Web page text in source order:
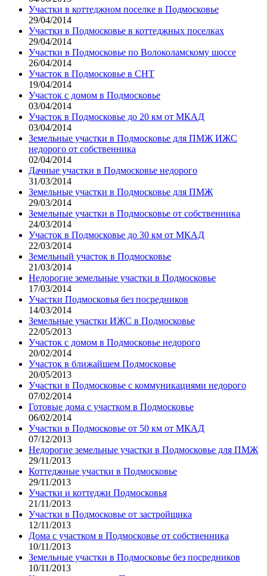
Участки в коттеджном поселке в Подмосковье
29/04/2014
Участки в Подмосковье в коттеджных поселках
29/04/2014
Участки в Подмосковье по Волоколамскому шоссе
26/04/2014
Участок в Подмосковье в СНТ
19/04/2014
Участок с домом в Подмосковье
03/04/2014
Участок в Подмосковье до 20 км от МКАД
03/04/2014
Земельные участки в Подмосковье для ПМЖ ИЖС
недорого от собственника
02/04/2014
Дачные участки в Подмосковье недорого
31/03/2014
Земельные участки в Подмосковье для ПМЖ
29/03/2014
Земельные участки в Подмосковье от собственника
24/03/2014
Участок в Подмосковье до 30 км от МКАД
22/03/2014
Земельный участок в Подмосковье
21/03/2014
Недорогие земельные участки в Подмосковье
17/03/2014
Участки Подмосковья без посредников
14/03/2014
Земельные участки ИЖС в Подмосковье
22/05/2013
Участок с домом в Подмосковье недорого
20/02/2014
Участок в ближайшем Подмосковье
20/05/2013
Участки в Подмосковье с коммуникациями недорого
07/02/2014
Готовые дома с участком в Подмосковье
06/02/2014
Участки в Подмосковье от 50 км от МКАД
07/12/2013
Недорогие земельные участки в Подмосковье для ПМЖ
29/11/2013
Коттеджные участки в Подмосковье
29/11/2013
Участки и коттеджи Подмосковья
21/11/2013
Участки в Подмосковье от застройщика
12/11/2013
Дома с участком в Подмосковье от собственника
10/11/2013
Земельные участки в Подмосковье без посредников
10/11/2013